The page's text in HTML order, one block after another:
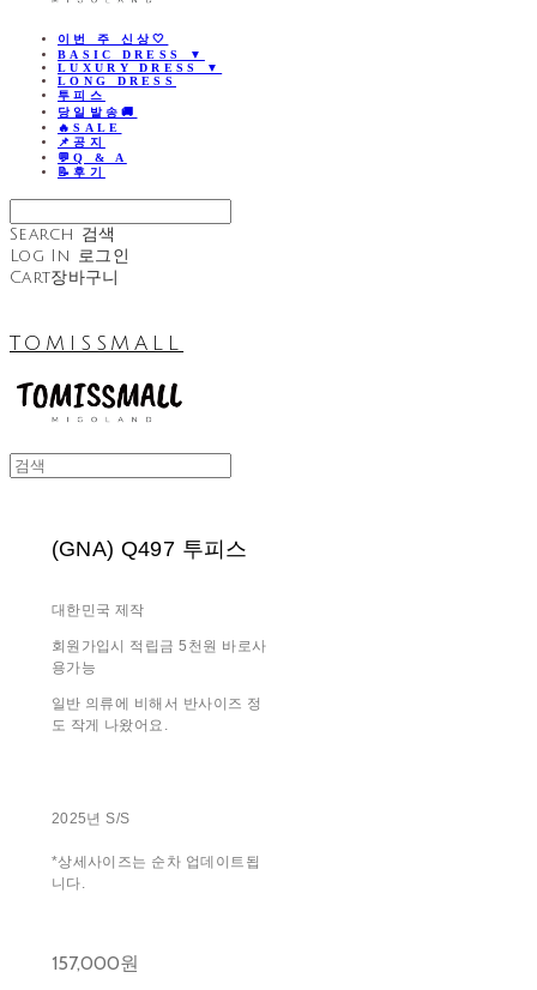
이번 주 신상🤍
BASIC DRESS ▼
LUXURY DRESS ▼
LONG DRESS
투피스
당일발송🚚
🔥SALE
📌공지
💬Q & A
📝후기
Search 검색
Log In 로그인
Cart장바구니
TOMISSMALL
(GNA) Q497 투피스
대한민국 제작
회원가입시 적립금 5천원 바로사
용가능
일반 의류에 비해서 반사이즈 정
도 작게 나왔어요.
2025년 S/S
*상세사이즈는 순차 업데이트됩
니다.
157,000원